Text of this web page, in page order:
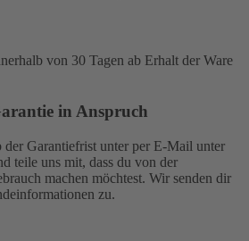
von 30 Tagen ab Erhalt der Ware
in Anspruch
der Garantiefrist unter per E-Mail unter
teile uns mit, dass du von der
machen möchtest. Wir senden dir
zu.